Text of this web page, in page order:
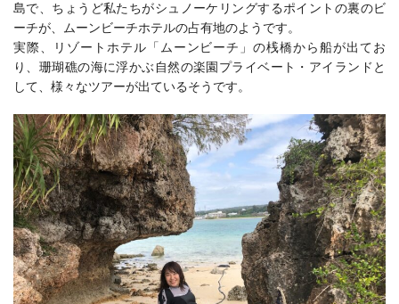
島で、ちょうど私たちがシュノーケリングするポイントの裏のビ
ーチが、ムーンビーチホテルの占有地のようです。
実際、リゾートホテル「ムーンビーチ」の桟橋から船が出てお
り、珊瑚礁の海に浮かぶ自然の楽園プライベート・アイランドと
して、様々なツアーが出ているそうです。